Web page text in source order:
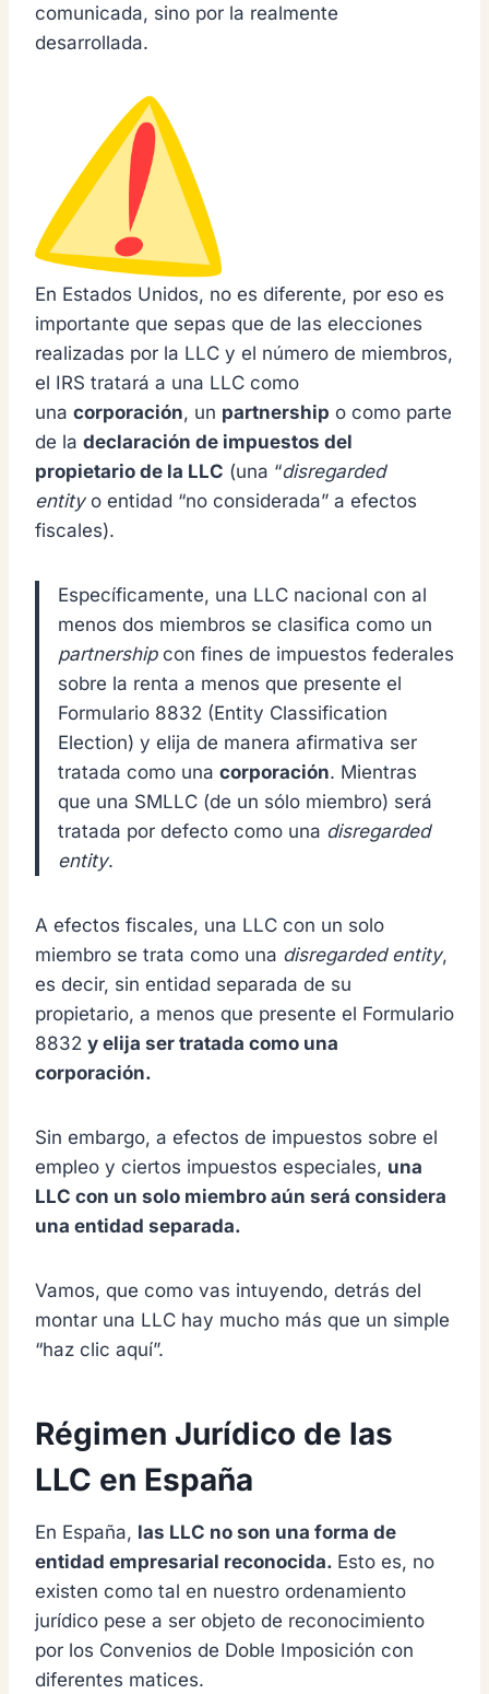
comunicada, sino por la realmente
desarrollada.
En Estados Unidos, no es diferente, por eso es
importante que sepas que de las elecciones
realizadas por la LLC y el número de miembros,
el IRS tratará a una LLC como
una corporación, un partnership o como parte
de la declaración de impuestos del
propietario de la LLC (una “disregarded
entity o entidad “no considerada” a efectos
fiscales).
Específicamente, una LLC nacional con al
menos dos miembros se clasifica como un
partnershipcon fines de impuestos federales
sobre la renta a menos que presente el
Formulario 8832 (Entity Classification
Election) y elija de manera afirmativa ser
tratada como una corporación. Mientras
que una SMLLC (de un sólo miembro) será
tratada por defecto como una disregarded
entity.
A efectos fiscales, una LLC con un solo
miembro se trata como una disregarded entity,
es decir, sin entidad separada de su
propietario, a menos que presente el Formulario
8832 y elija ser tratada como una
corporación.
Sin embargo, a efectos de impuestos sobre el
empleo y ciertos impuestos especiales, una
LLC con un solo miembro aún será considera
una entidad separada.
Vamos, que como vas intuyendo, detrás del
montar una LLC hay mucho más que un simple
“haz clic aquí”.
Régimen Jurídico de las
LLC en España
En España, las LLC no son una forma de
entidad empresarial reconocida. Esto es, no
existen como tal en nuestro ordenamiento
jurídico pese a ser objeto de reconocimiento
por los Convenios de Doble Imposición con
diferentes matices.